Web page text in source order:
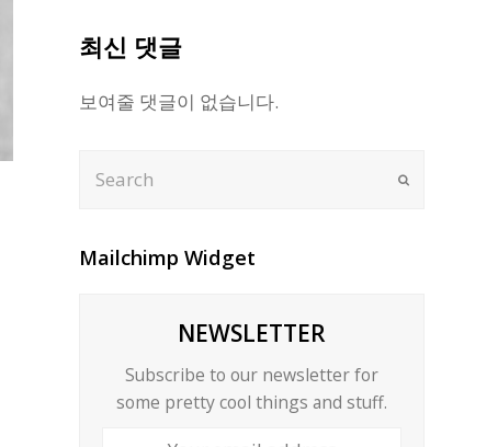
최신 댓글
보여줄 댓글이 없습니다.
Submit
Mailchimp Widget
NEWSLETTER
Subscribe to our newsletter for
some pretty cool things and stuff.